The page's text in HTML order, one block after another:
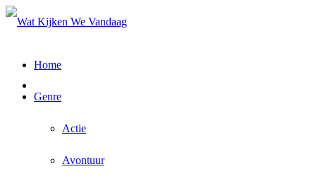
Home
Genre
Actie
Avontuur